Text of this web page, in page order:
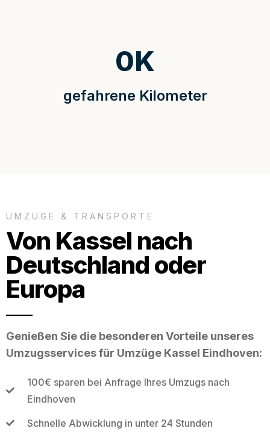
gefahrene Kilometer
0K
UMZÜGE & TRANSPORTE
Von Kassel nach
Deutschland oder
Europa
Genießen Sie die besonderen Vorteile unseres
Umzugsservices für Umzüge Kassel Eindhoven:
100€ sparen bei Anfrage Ihres Umzugs nach
Eindhoven
Schnelle Abwicklung in unter 24 Stunden